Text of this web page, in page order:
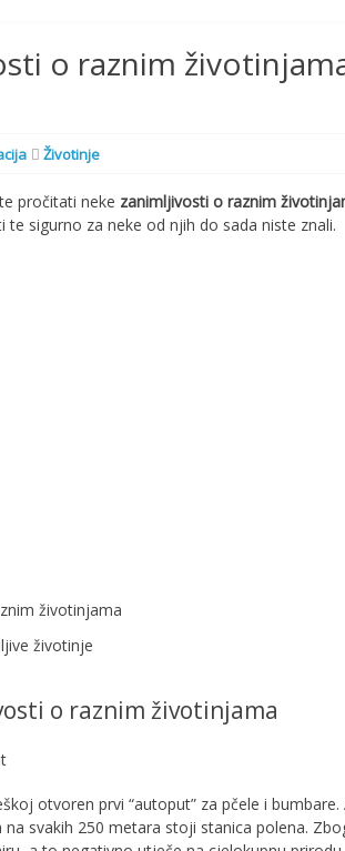
o raznim
Životinje
pročitati neke zanimljivosti o raznim
te sigurno za neke od njih do sada niste znali.
životinje
o raznim životinjama
otvoren prvi “autoput” za pčele i
na svakih 250 metara stoji stanica polena.